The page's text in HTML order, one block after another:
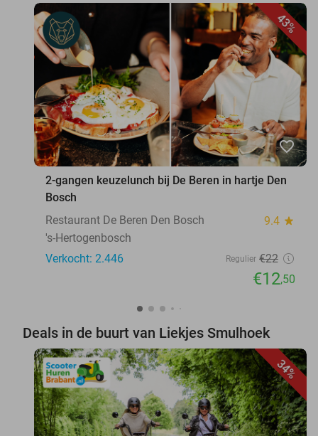
43%
favorite_border
2-gangen keuzelunch bij De Beren in hartje Den
Bosch
Restaurant De Beren Den Bosch
9.4 star
's-Hertogenbosch
Verkocht: 2.446
Regulier €22
€12,50
Deals in de buurt van Liekjes Smulhoek
34%